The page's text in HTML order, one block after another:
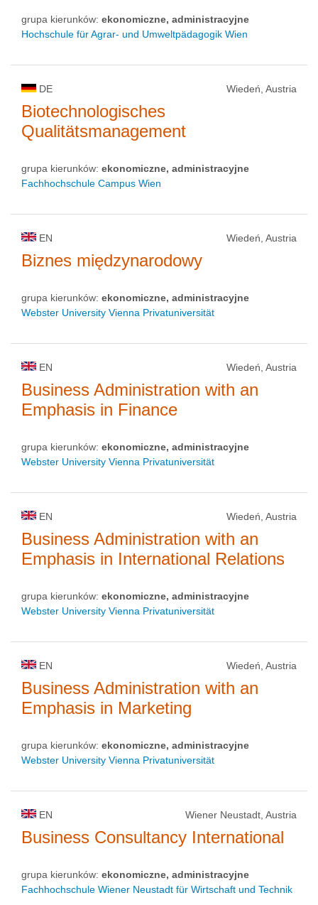
grupa kierunków: ekonomiczne, administracyjne
Hochschule für Agrar- und Umweltpädagogik Wien
DE Wiedeń, Austria
Biotechnologisches
Qualitätsmanagement
grupa kierunków: ekonomiczne, administracyjne
Fachhochschule Campus Wien
EN Wiedeń, Austria
Biznes międzynarodowy
grupa kierunków: ekonomiczne, administracyjne
Webster University Vienna Privatuniversität
EN Wiedeń, Austria
Business Administration with an
Emphasis in Finance
grupa kierunków: ekonomiczne, administracyjne
Webster University Vienna Privatuniversität
EN Wiedeń, Austria
Business Administration with an
Emphasis in International Relations
grupa kierunków: ekonomiczne, administracyjne
Webster University Vienna Privatuniversität
EN Wiedeń, Austria
Business Administration with an
Emphasis in Marketing
grupa kierunków: ekonomiczne, administracyjne
Webster University Vienna Privatuniversität
EN Wiener Neustadt, Austria
Business Consultancy International
grupa kierunków: ekonomiczne, administracyjne
Fachhochschule Wiener Neustadt für Wirtschaft und Technik